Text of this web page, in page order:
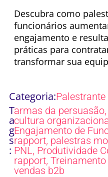
Descubra como
funcionários
engajamento e
práticas para
transformar sua
Categoria:
T
a
g
s
:
armas da persuasão,
cultura
Engajamento de
rapport, palestras
PNL , Produtividade
rapport, Treinamento
vendas b2b